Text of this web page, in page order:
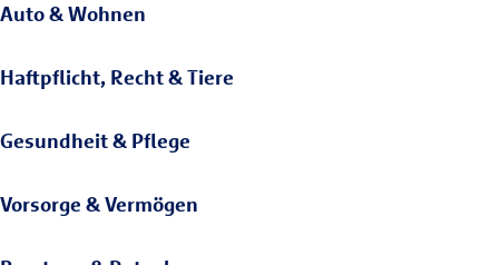
Auto & Wohnen
Haftpflicht, Recht & Tiere
Gesundheit & Pflege
Vorsorge & Vermögen